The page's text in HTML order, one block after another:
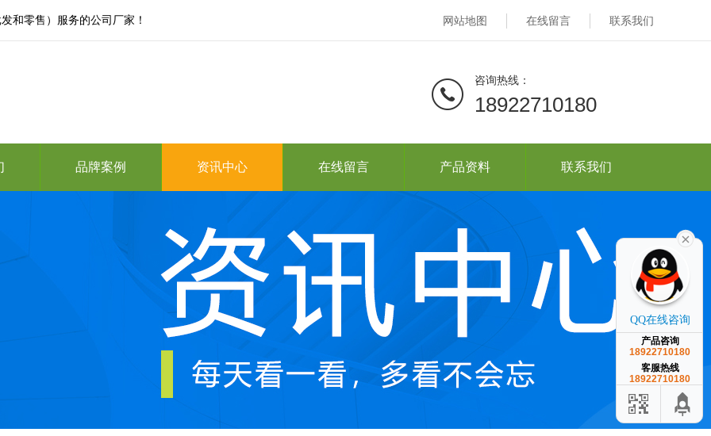
和零售）服务的公司厂家！ 网站地图 在线留言 联系我们
咨询热线：
18922710180
品牌案例 资讯中心 在线留言 产品资料 联系我们
QQ在线咨询
产品咨询
18922710180
客服热线
18922710180